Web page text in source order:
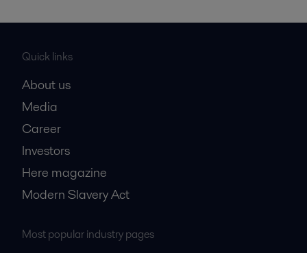
Quick links
About us
Media
Career
Investors
Here magazine
Modern Slavery Act
Most popular industry pages